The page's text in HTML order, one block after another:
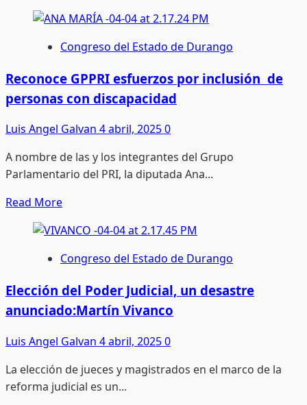
about
Firma
convenio
de
colaboración
UATx,
PI
TXIIS
Congreso del Estado de Durango
Reconoce GPPRI esfuerzos por inclusión de
personas con discapacidad
Luis Angel Galvan 4 abril, 20250
A nombre de las y los integrantes del Grupo
Parlamentario del PRI, la diputada Ana...
Read MoreRead
about
Reconoce
GPPRI
esfuerzos
por
inclusión
de
con
discapacidad
Congreso del Estado de Durango
Elección del Poder Judicial, un desastre
anunciado:Martín Vivanco
Luis Angel Galvan 4 abril, 20250
La elección de jueces y magistrados en el marco de la
reforma judicial es un...